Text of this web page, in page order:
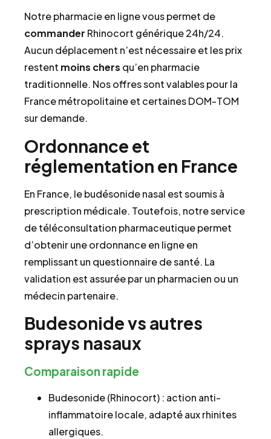
Notre pharmacie en ligne vous permet de
commander Rhinocort générique 24h/24.
Aucun déplacement n’est nécessaire et les prix
restent moins chers qu’en pharmacie
traditionnelle. Nos offres sont valables pour la
France métropolitaine et certaines DOM-TOM
sur demande.
Ordonnance et
réglementation en France
En France, le budésonide nasal est soumis à
prescription médicale. Toutefois, notre service
de téléconsultation pharmaceutique permet
d’obtenir une ordonnance en ligne en
remplissant un questionnaire de santé. La
validation est assurée par un pharmacien ou un
médecin partenaire.
Budesonide vs autres
sprays nasaux
Comparaison rapide
Budesonide (Rhinocort) : action anti-
inflammatoire locale, adapté aux rhinites
allergiques.